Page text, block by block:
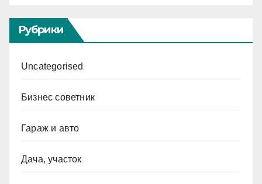
Рубрики
Uncategorised
Бизнес советник
Гараж и авто
Дача, участок